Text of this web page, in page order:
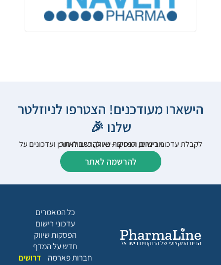
הישארו מעודכנים! הצטרפו לניוזלטר
שלנו 🎉
לקבלת עדכוני רישום, הפסקות שיווק, כתבות תוכן ועדכונים על וובינרים וכנסים – נא להרשם לאתר:
להרשמה לאתר
כל המאמרים
עדכוני רישום
הפסקות שיווק
חדש על המדף
חברות פארמה
דרושים